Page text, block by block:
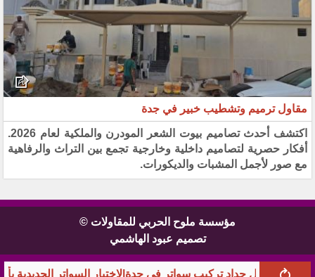
في جدة|لاختيار السواتر الحديدية بأعلى جودة شركة بناء
مقاول ترميم وتشطيب خبير في جدة
اكتشف أحدث تصاميم بيوت الشعر المودرن والملكية لعام 2026.
أفكار حصرية لتصاميم داخلية وخارجية تجمع بين التراث والرفاهية
مع صور لأجمل المشبات والديكورات.
مؤسسة ملوح الحربي للمقاولات ©
تصميم عبود الهاشمي